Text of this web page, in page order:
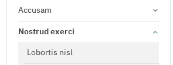
Accusam
Nostrud exerci
Lobortis nisl